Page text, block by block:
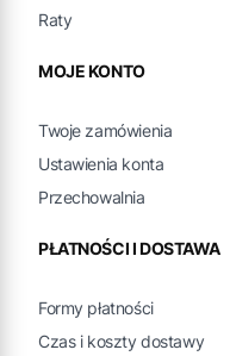
Raty
MOJE KONTO
Twoje zamówienia
Ustawienia konta
Przechowalnia
PŁATNOŚCI I DOSTAWA
Formy płatności
Czas i koszty dostawy